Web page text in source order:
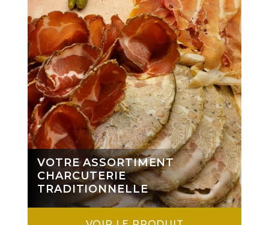
VOTRE ASSORTIMENT
CHARCUTERIE
TRADITIONNELLE